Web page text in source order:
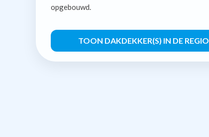
opgebouwd.
TOON DAKDEKKER(S) IN DE REGIO